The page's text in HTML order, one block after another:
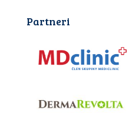
Partneri